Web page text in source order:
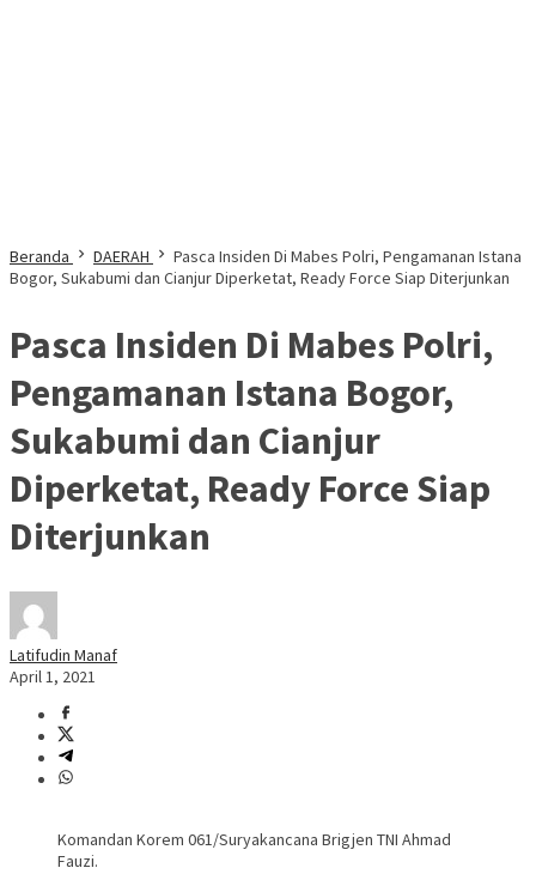
Beranda DAERAH
Pasca Insiden Di Mabes Polri, Pengamanan Istana
Bogor, Sukabumi dan Cianjur Diperketat, Ready Force Siap Diterjunkan
Pasca Insiden Di Mabes Polri,
Pengamanan Istana Bogor,
Sukabumi dan Cianjur
Diperketat, Ready Force Siap
Diterjunkan
Latifudin Manaf
April 1, 2021
Komandan Korem 061/Suryakancana Brigjen TNI Ahmad
Fauzi.